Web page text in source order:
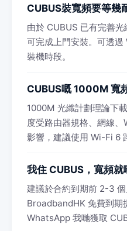
CUBUS裝寬頻要等幾
由於 CUBUS 已有完善
可完成上門安裝。可透
裝機時段。
CUBUS嘅 1000M 寬
1000M 光纖計劃理論下
度受路由器規格、網線
影響，建議使用 Wi-Fi 6
我住 CUBUS，寬頻就
建議於合約到期前 2-3
BroadbandHK 免費到期
WhatsApp 我哋獲取